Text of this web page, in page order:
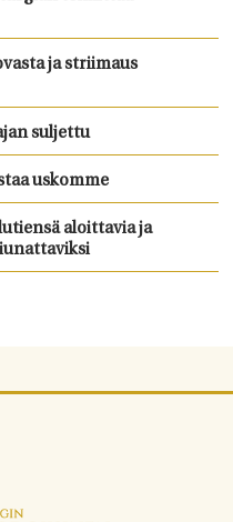
ja striimaus
suljettu
uskomme
aloittavia ja